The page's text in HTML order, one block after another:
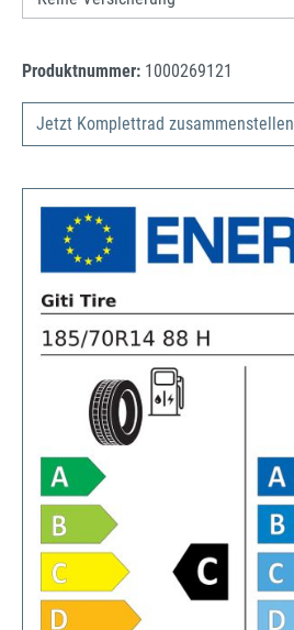
Produktnummer: 1000269121
Jetzt Komplettrad zusammenstellen